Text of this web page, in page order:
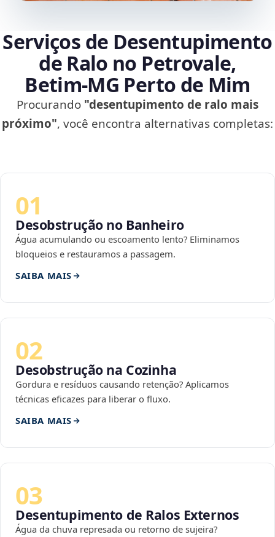
Serviços de Desentupimento
de Ralo no Petrovale,
Betim‑MG Perto de Mim
Procurando "desentupimento de ralo mais
próximo", você encontra alternativas completas:
01
Desobstrução no Banheiro
Água acumulando ou escoamento lento? Eliminamos
bloqueios e restauramos a passagem.
SAIBA MAIS
02
Desobstrução na Cozinha
Gordura e resíduos causando retenção? Aplicamos
técnicas eficazes para liberar o fluxo.
SAIBA MAIS
03
Desentupimento de Ralos Externos
Água da chuva represada ou retorno de sujeira?